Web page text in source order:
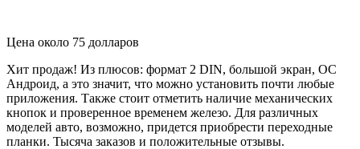
Цена около 75 долларов
Хит продаж! Из плюсов: формат 2 DIN, большой экран, ОС
Андроид, а это значит, что можно установить почти любые
приложения. Также стоит отметить наличие механических
кнопок и проверенное временем железо. Для различных
моделей авто, возможно, придется приобрести переходные
планки. Тысяча заказов и положительные отзывы.